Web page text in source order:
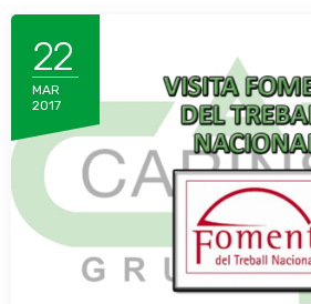
22
MAR
2017